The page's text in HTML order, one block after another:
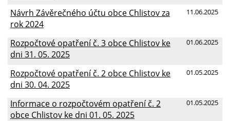
11.06.2025
Návrh Závěrečného účtu obce Chlistov za
rok 2024
01.06.2025
Rozpočtové opatření č. 3 obce Chlistov ke
dni 31. 05. 2025
01.05.2025
Rozpočtové opatření č. 2 obce Chlistov ke
dni 30. 04. 2025
01.05.2025
Informace o rozpočtovém opatření č. 2
obce Chlistov ke dni 01. 05. 2025